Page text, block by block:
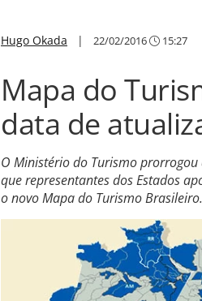
Hugo Okada | 22/02/2016 15:27
Mapa do
data de
O Ministério do Turismo
que representantes dos Estados
o novo Mapa do Turismo Brasileiro.